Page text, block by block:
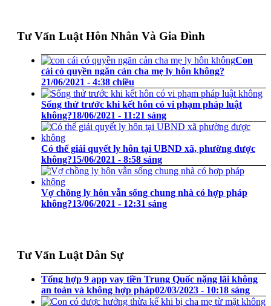
Tư Vấn Luật Hôn Nhân Và Gia Đình
Con
cái có quyền ngăn cản cha mẹ ly hôn không?
21/06/2021 - 4:38 chiều
Sống thử trước khi kết hôn có vi phạm pháp luật
không?18/06/2021 - 11:21 sáng
Có thể giải quyết ly hôn tại UBND xã, phường được
không?15/06/2021 - 8:58 sáng
Vợ chồng ly hôn vẫn sống chung nhà có hợp pháp
không?13/06/2021 - 12:31 sáng
Tư Vấn Luật Dân Sự
Tổng hợp 9 app vay tiền Trung Quốc nặng lãi không
an toàn và không hợp pháp02/03/2023 - 10:18 sáng